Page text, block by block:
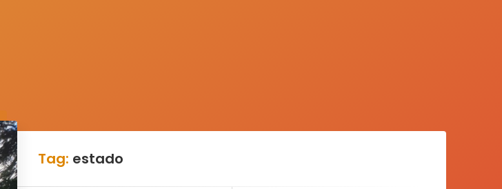
Tag: estado